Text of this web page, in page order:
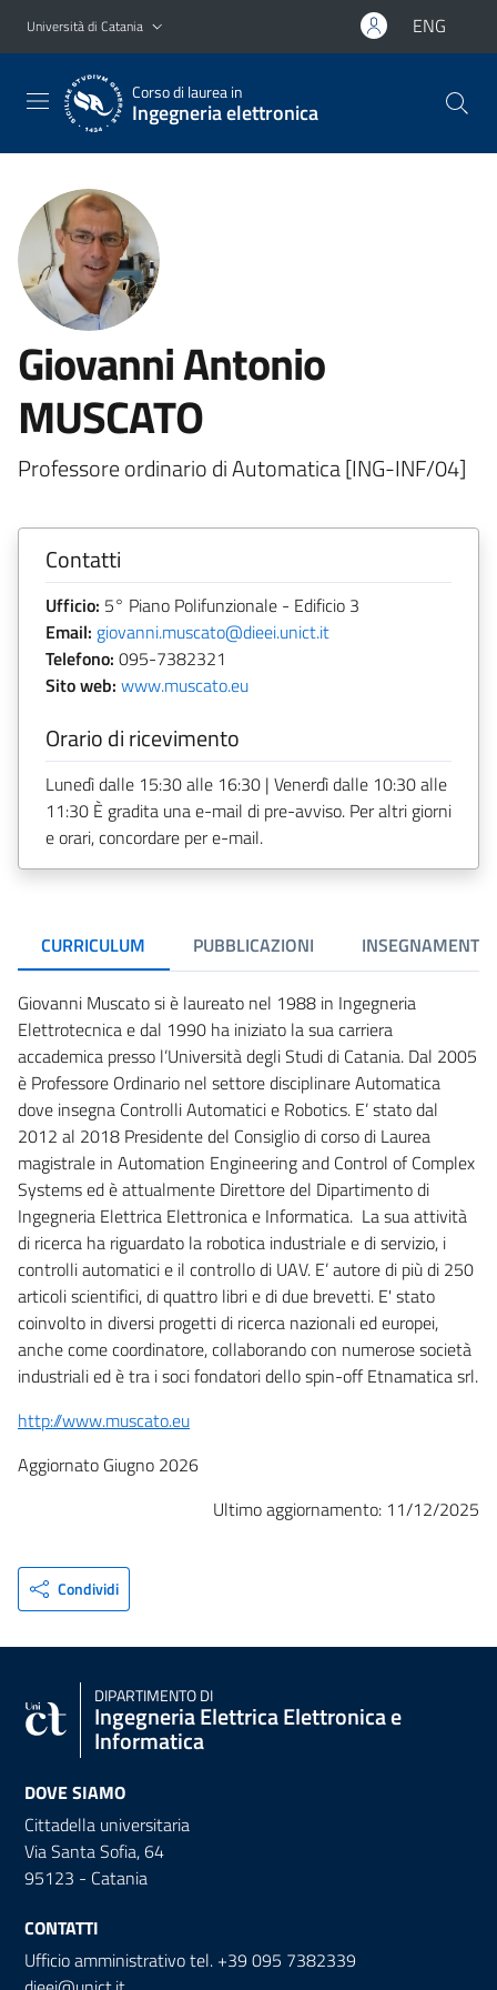
Vai al contenuto principale
Vai al menu di navigazione
Università di Catania ENG
Corso di laurea in
Ingegneria elettronica
Giovanni Antonio
MUSCATO
Professore ordinario di Automatica [ING-INF/04]
Contatti
Ufficio: 5° Piano Polifunzionale - Edificio 3
Email: giovanni.muscato@dieei.unict.it
Telefono: 095-7382321
Sito web: www.muscato.eu
Orario di ricevimento
Lunedì dalle 15:30 alle 16:30 | Venerdì dalle 10:30 alle
11:30 È gradita una e-mail di pre-avviso. Per altri giorni
e orari, concordare per e-mail.
CURRICULUM PUBBLICAZIONI INSEGNAMENTI
Giovanni Muscato si è laureato nel 1988 in Ingegneria
Elettrotecnica e dal 1990 ha iniziato la sua carriera
accademica presso l’Università degli Studi di Catania. Dal 2005
è Professore Ordinario nel settore disciplinare Automatica
dove insegna Controlli Automatici e Robotics. E’ stato dal
2012 al 2018 Presidente del Consiglio di corso di Laurea
magistrale in Automation Engineering and Control of Complex
Systems ed è attualmente Direttore del Dipartimento di
Ingegneria Elettrica Elettronica e Informatica. La sua attività
di ricerca ha riguardato la robotica industriale e di servizio, i
controlli automatici e il controllo di UAV. E’ autore di più di 250
articoli scientifici, di quattro libri e di due brevetti. E' stato
coinvolto in diversi progetti di ricerca nazionali ed europei,
anche come coordinatore, collaborando con numerose società
industriali ed è tra i soci fondatori dello spin-off Etnamatica srl.
http://www.muscato.eu
Aggiornato Giugno 2026
Ultimo aggiornamento: 11/12/2025
Condividi
DIPARTIMENTO DI
Ingegneria Elettrica Elettronica e
Informatica
DOVE SIAMO
Cittadella universitaria
Via Santa Sofia, 64
95123 - Catania
CONTATTI
Ufficio amministrativo tel. +39 095 7382339